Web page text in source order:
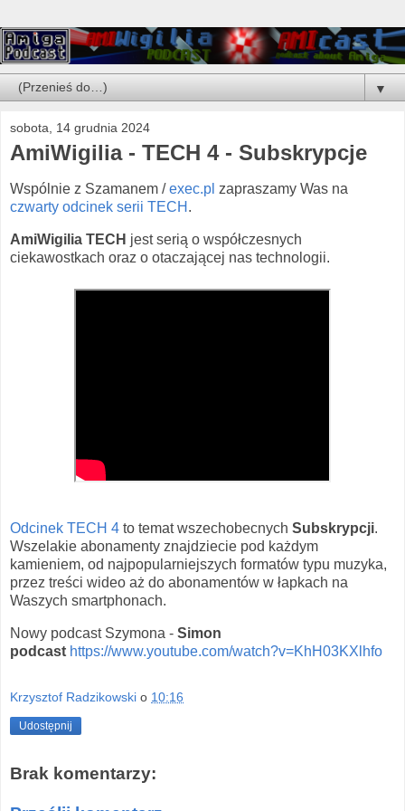
▼
sobota, 14 grudnia 2024
AmiWigilia - TECH 4 - Subskrypcje
Wspólnie z Szamanem /⁠⁠⁠exec.pl⁠⁠⁠ zapraszamy Was na
czwarty odcinek serii TECH .
AmiWigilia TECH jest serią o współczesnych
ciekawostkach oraz o otaczającej nas technologii.
Odcinek TECH 4 to temat wszechobecnych Subskrypcji.
Wszelakie abonamenty znajdziecie pod każdym
kamieniem, od najpopularniejszych formatów typu muzyka,
przez treści wideo aż do abonamentów w łapkach na
Waszych smartphonach.
Nowy podcast Szymona - Simon
podcast ⁠https://www.youtube.com/watch?v=KhH03KXlhfo⁠
Krzysztof Radzikowski o 10:16
Udostępnij
Brak komentarzy: